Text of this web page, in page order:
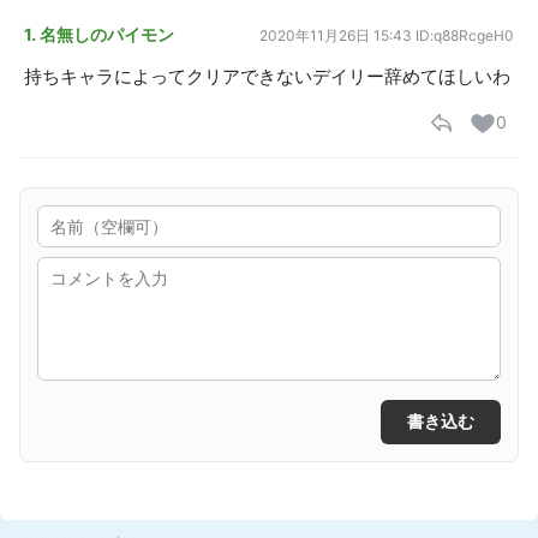
1. 名無しのパイモン 2020年11月26日 15:43 ID:q88RcgeH0
持ちキャラによってクリアできないデイリー辞めてほしいわ
0
書き込む